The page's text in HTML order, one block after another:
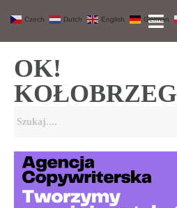
OK!
KOŁOBRZEG
Czech Dutch English German